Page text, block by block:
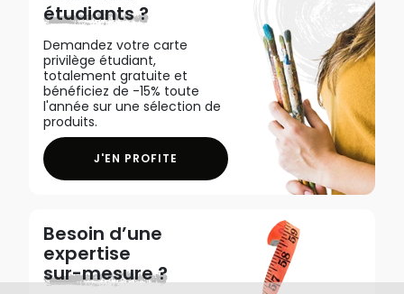
étudiants ?
Demandez votre carte
privilège étudiant,
totalement gratuite et
bénéficiez de -15% toute
l'année sur une sélection de
produits.
J'EN PROFITE
Besoin d’une
expertise
sur-mesure ?